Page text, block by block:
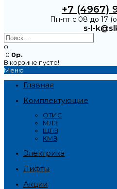
+7 (4967)
Пн-пт с 08 до 17
s-l-
0
0 0р.
В корзине пусто!
Меню
Главная
Комплектующие
ОТИС
МЛЗ
ЩЛЗ
КМЗ
Электрика
Лифты
Акции